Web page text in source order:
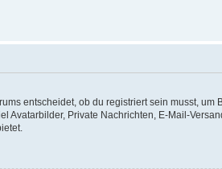
entscheidet, ob du registriert sein musst,
Avatarbilder, Private Nachrichten, E-Mail-